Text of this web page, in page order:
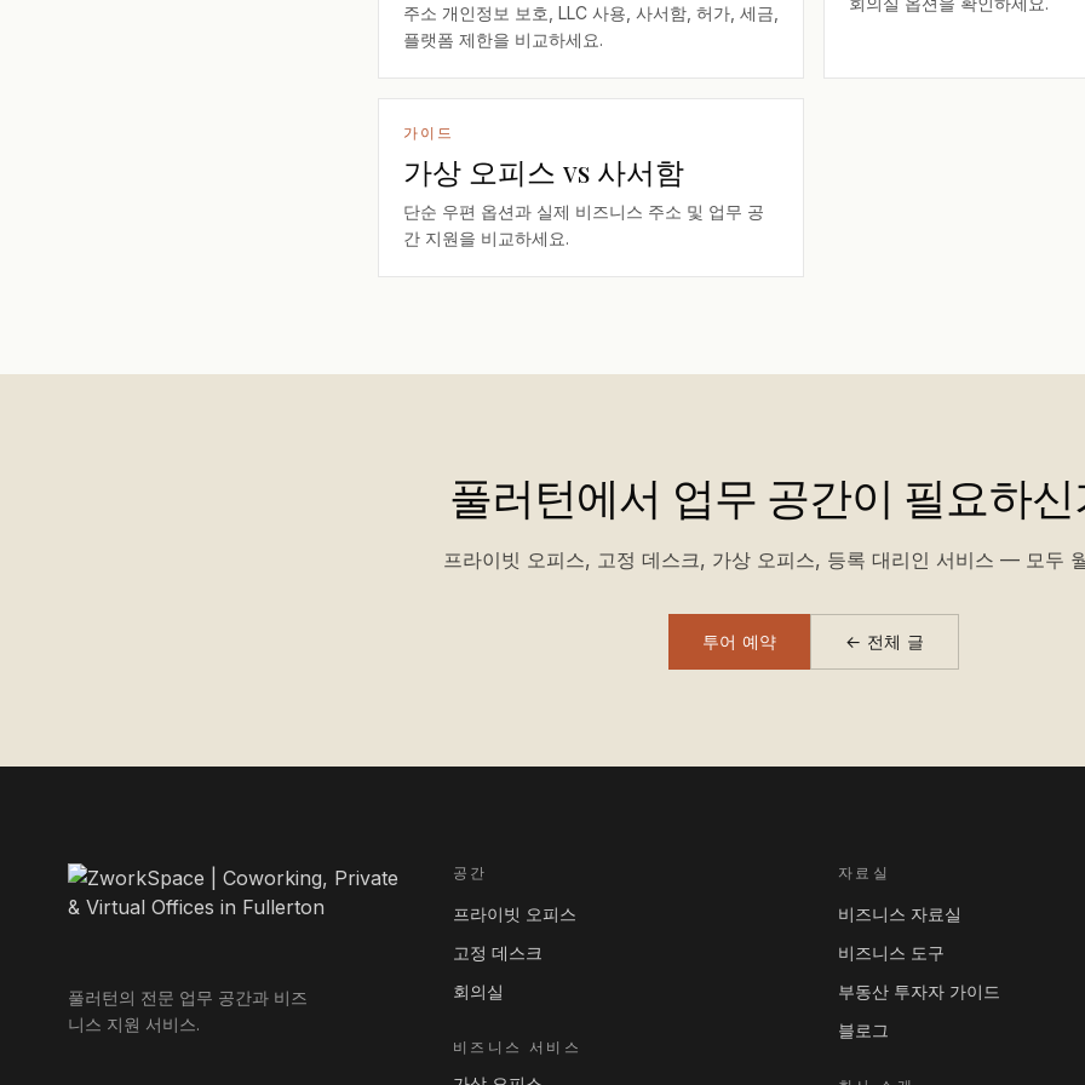
주소 개인정보 보호, LLC 사용, 사서함, 허가, 세금,
플랫폼 제한을 비교하세요.
가이드
가상 오피스 vs 사서함
단순 우편 옵션과 실제 비즈니스 주소 및 업무 공
간 지원을 비교하세요.
풀러턴에서 업무 공간이 필요하신
프라이빗 오피스, 고정 데스크, 가상 오피스, 등록 대리인 서비스 — 모두
투어 예약 ← 전체 글
풀러턴의 전문 업무 공간과 비즈
니스 지원 서비스.
공간
프라이빗 오피스
고정 데스크
회의실
비즈니스 서비스
자료실
비즈니스 자료실
비즈니스 도구
부동산 투자자 가이드
블로그